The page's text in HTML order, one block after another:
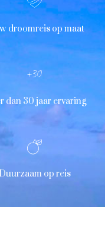
droomreis op maat
dan 30 jaar ervaring
Duurzaam op reis